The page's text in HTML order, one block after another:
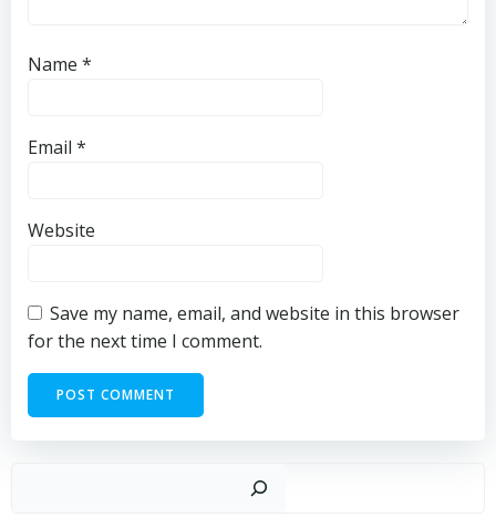
Name *
Email *
Website
Save my name, email, and website in this browser
for the next time I comment.